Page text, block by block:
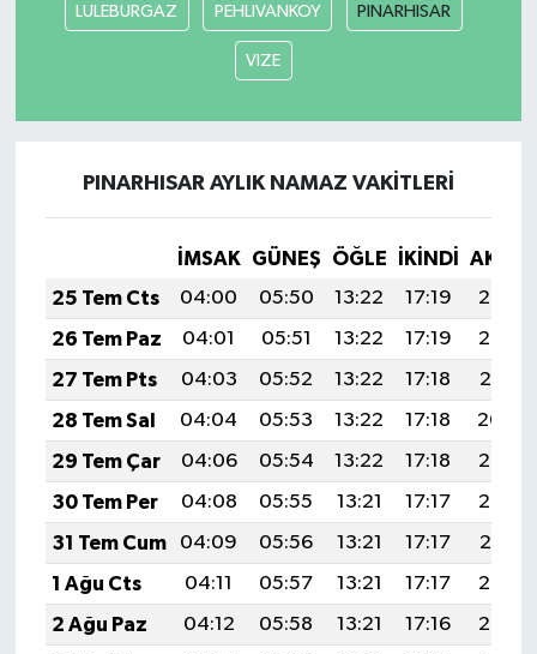
LULEBURGAZ PEHLIVANKOY PINARHISAR
VIZE
PINARHISAR AYLIK NAMAZ VAKITLERI
İMSAK GÜNEŞ ÖĞLE İKINDI
25 Tem Cts
04:00 05:50 13:22 17:19
20:43
26 Tem Paz
04:01 05:51 13:22 17:19
20:42
27 Tem Pts
04:03 05:52 13:22 17:18
20:41
28 Tem Sal
04:04 05:53 13:22 17:18
20:40
29 Tem Çar
04:06 05:54 13:22 17:18
20:39
30 Tem Per
04:08 05:55 13:21 17:17
20:38
31 Tem Cum
04:09 05:56 13:21 17:17
20:37
1 Ağu Cts
04:11 05:57 13:21 17:17
20:36
2 Ağu Paz
04:12 05:58 13:21 17:16
20:35